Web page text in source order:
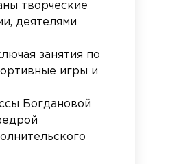
творческие
деятелями
занятия по
игры и
Богдановой